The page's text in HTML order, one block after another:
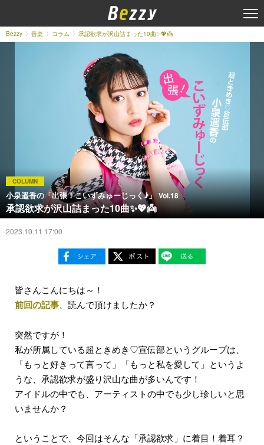
Bezzy 音楽 コラム 承認欲求が沢山詰まった10曲✨💖👼
COLUMN
小泉遥香の「出張！こいずみゅーじっく♪」Vol.18
承認欲求が沢山詰まった10曲✨💖👼
2023.10.11 17:00
皆さんこんにちは～！
前回の記事、読んで頂けましたか？
突然ですが！
私が所属している超ときめき♡宣伝部というグループは、
「もっと好きって言って」「もっと私を愛して」というよ
うな、承認欲求が盛り沢山な曲が多いんです！
アイドルの中でも、アーティストの中でも少し珍しいと思
いませんか？
ということで、今回はそんな「承認欲求」に着目！着耳？